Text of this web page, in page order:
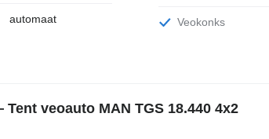
automaat Veokonks
veoauto MAN TGS 18.440 4x2